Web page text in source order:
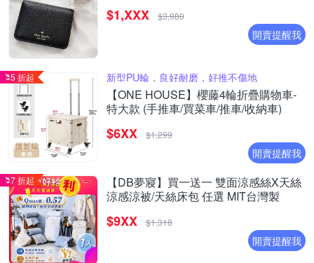
$1,XXX $3,980
開賣提醒我
5 折起 新型PU輪，良好耐磨，好推不傷地
【ONE HOUSE】櫻藤4輪折疊購物車-
特大款 (手推車/買菜車/推車/收納車)
$6XX $1,299
開賣提醒我
7 折起
【DB夢寢】買一送一 雙面涼感絲X天絲
涼感涼被/天絲床包 任選 MIT台灣製
$9XX $1,318
開賣提醒我